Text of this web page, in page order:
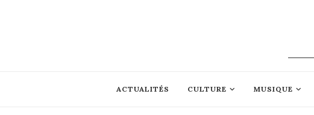
ACTUALITÉS CULTURE MUSIQUE